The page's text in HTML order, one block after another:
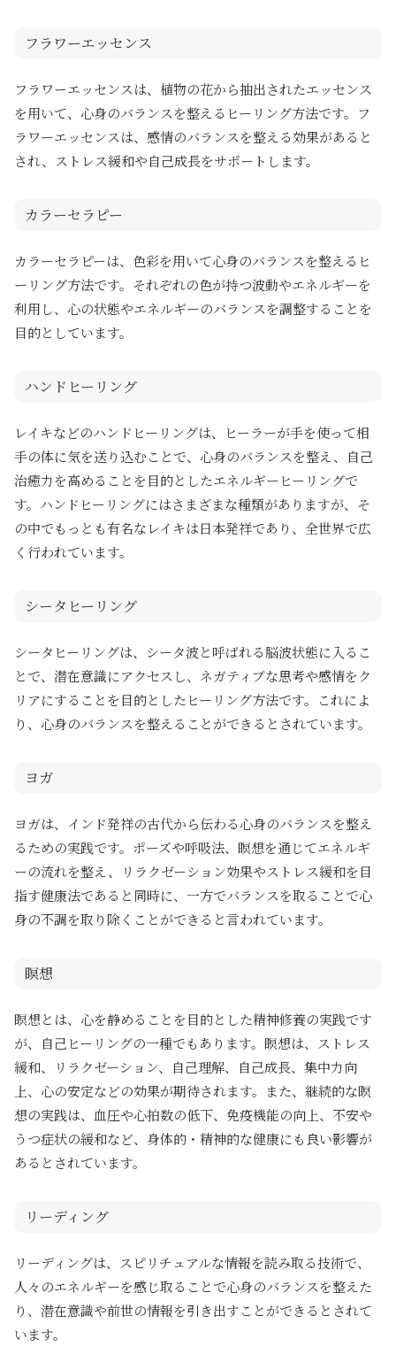
フラワーエッセンス
フラワーエッセンスは、植物の花から抽出されたエッセンス
を用いて、心身のバランスを整えるヒーリング方法です。フ
ラワーエッセンスは、感情のバランスを整える効果があると
され、ストレス緩和や自己成長をサポートします。
カラーセラピー
カラーセラピーは、色彩を用いて心身のバランスを整えるヒ
ーリング方法です。それぞれの色が持つ波動やエネルギーを
利用し、心の状態やエネルギーのバランスを調整することを
目的としています。
ハンドヒーリング
レイキなどのハンドヒーリングは、ヒーラーが手を使って相
手の体に気を送り込むことで、心身のバランスを整え、自己
治癒力を高めることを目的としたエネルギーヒーリングで
す。ハンドヒーリングにはさまざまな種類がありますが、そ
の中でもっとも有名なレイキは日本発祥であり、全世界で広
く行われています。
シータヒーリング
シータヒーリングは、シータ波と呼ばれる脳波状態に入るこ
とで、潜在意識にアクセスし、ネガティブな思考や感情をク
リアにすることを目的としたヒーリング方法です。これによ
り、心身のバランスを整えることができるとされています。
ヨガ
ヨガは、インド発祥の古代から伝わる心身のバランスを整え
るための実践です。ポーズや呼吸法、瞑想を通じてエネルギ
ーの流れを整え、リラクゼーション効果やストレス緩和を目
指す健康法であると同時に、一方でバランスを取ることで心
身の不調を取り除くことができると言われています。
瞑想
瞑想とは、心を静めることを目的とした精神修養の実践です
が、自己ヒーリングの一種でもあります。瞑想は、ストレス
緩和、リラクゼーション、自己理解、自己成長、集中力向
上、心の安定などの効果が期待されます。また、継続的な瞑
想の実践は、血圧や心拍数の低下、免疫機能の向上、不安や
うつ症状の緩和など、身体的・精神的な健康にも良い影響が
あるとされています。
リーディング
リーディングは、スピリチュアルな情報を読み取る技術で、
人々のエネルギーを感じ取ることで心身のバランスを整えた
り、潜在意識や前世の情報を引き出すことができるとされて
います。